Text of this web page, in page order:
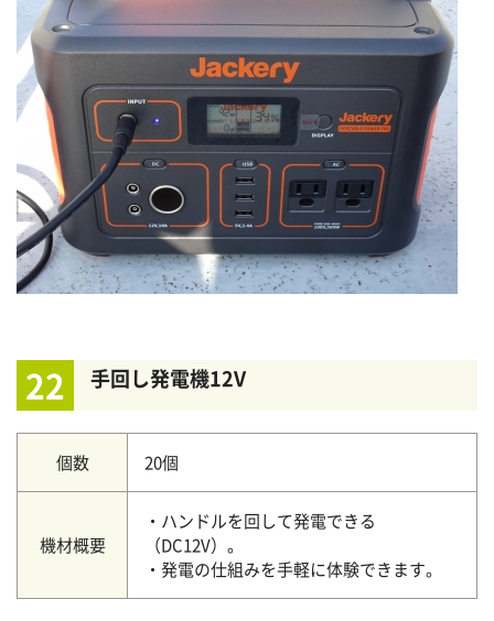
22 手回し発電機12V
個数 20個
機材概要
・ハンドルを回して発電できる
（DC12V）。
・発電の仕組みを手軽に体験できます。